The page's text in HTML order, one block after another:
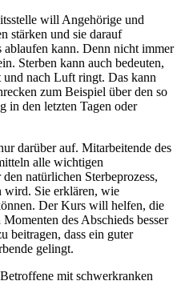
will Angehörige und
stärken und sie darauf
ablaufen kann. Denn nicht immer
Sterben kann auch bedeuten,
nach Luft ringt. Das kann
zum Beispiel über den so
in den letzten Tagen oder
darüber auf. Mitarbeitende des
alle wichtigen
natürlichen Sterbeprozess,
wird. Sie erklären, wie
Der Kurs will helfen, die
des Abschieds besser
beitragen, dass ein guter
gelingt.
mit schwerkranken